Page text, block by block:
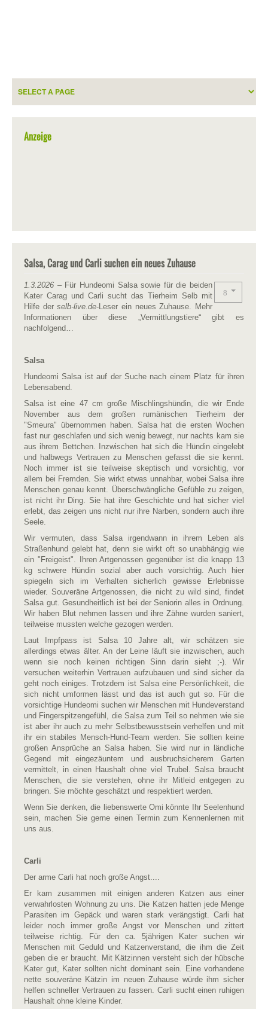
Anzeige
Salsa, Carag und Carli suchen ein neues Zuhause
1.3.2026 – Für Hundeomi Salsa sowie für die beiden
Kater Carag und Carli sucht das Tierheim Selb mit
Hilfe derselb-live.de-Leser ein neues Zuhause. Mehr
Informationen über diese „Vermittlungstiere“ gibt es
nachfolgend…
Salsa
Hundeomi Salsa ist auf der Suche nach einem Platz für ihren
Lebensabend.
Salsa ist eine 47 cm große Mischlingshündin, die wir Ende
November aus dem großen rumänischen Tierheim der
"Smeura" übernommen haben. Salsa hat die ersten Wochen
fast nur geschlafen und sich wenig bewegt, nur nachts kam sie
aus ihrem Bettchen. Inzwischen hat sich die Hündin eingelebt
und halbwegs Vertrauen zu Menschen gefasst die sie kennt.
Noch immer ist sie teilweise skeptisch und vorsichtig, vor
allem bei Fremden. Sie wirkt etwas unnahbar, wobei Salsa ihre
Menschen genau kennt. Überschwängliche Gefühle zu zeigen,
ist nicht ihr Ding. Sie hat ihre Geschichte und hat sicher viel
erlebt, das zeigen uns nicht nur ihre Narben, sondern auch ihre
Seele.
Wir vermuten, dass Salsa irgendwann in ihrem Leben als
Straßenhund gelebt hat, denn sie wirkt oft so unabhängig wie
ein "Freigeist". Ihren Artgenossen gegenüber ist die knapp 13
kg schwere Hündin sozial aber auch vorsichtig. Auch hier
spiegeln sich im Verhalten sicherlich gewisse Erlebnisse
wieder. Souveräne Artgenossen, die nicht zu wild sind, findet
Salsa gut. Gesundheitlich ist bei der Seniorin alles in Ordnung.
Wir haben Blut nehmen lassen und ihre Zähne wurden saniert,
teilweise mussten welche gezogen werden.
Laut Impfpass ist Salsa 10 Jahre alt, wir schätzen sie
allerdings etwas älter. An der Leine läuft sie inzwischen, auch
wenn sie noch keinen richtigen Sinn darin sieht ;-). Wir
versuchen weiterhin Vertrauen aufzubauen und sind sicher da
geht noch einiges. Trotzdem ist Salsa eine Persönlichkeit, die
sich nicht umformen lässt und das ist auch gut so. Für die
vorsichtige Hundeomi suchen wir Menschen mit Hundeverstand
und Fingerspitzengefühl, die Salsa zum Teil so nehmen wie sie
ist aber ihr auch zu mehr Selbstbewusstsein verhelfen und mit
ihr ein stabiles Mensch-Hund-Team werden. Sie sollten keine
großen Ansprüche an Salsa haben. Sie wird nur in ländliche
Gegend mit eingezäuntem und ausbruchsicherem Garten
vermittelt, in einen Haushalt ohne viel Trubel. Salsa braucht
Menschen, die sie verstehen, ohne ihr Mitleid entgegen zu
bringen. Sie möchte geschätzt und respektiert werden.
Wenn Sie denken, die liebenswerte Omi könnte Ihr Seelenhund
sein, machen Sie gerne einen Termin zum Kennenlernen mit
uns aus.
Carli
Der arme Carli hat noch große Angst....
Er kam zusammen mit einigen anderen Katzen aus einer
verwahrlosten Wohnung zu uns. Die Katzen hatten jede Menge
Parasiten im Gepäck und waren stark verängstigt. Carli hat
leider noch immer große Angst vor Menschen und zittert
teilweise richtig. Für den ca. 5jährigen Kater suchen wir
Menschen mit Geduld und Katzenverstand, die ihm die Zeit
geben die er braucht. Mit Kätzinnen versteht sich der hübsche
Kater gut, Kater sollten nicht dominant sein. Eine vorhandene
nette souveräne Kätzin im neuen Zuhause würde ihm sicher
helfen schneller Vertrauen zu fassen. Carli sucht einen ruhigen
Haushalt ohne kleine Kinder.